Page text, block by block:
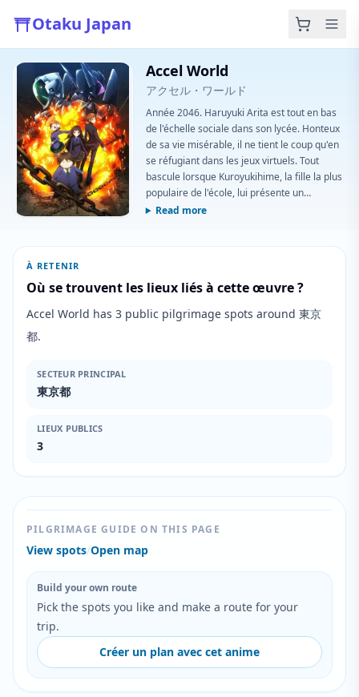
Otaku Japan
Accel World
アクセル・ワールド
Année 2046. Haruyuki Arita est tout en bas
de l'échelle sociale dans son lycée. Honteux
de sa vie misérable, il ne tient le coup qu'en
se réfugiant dans les jeux virtuels. Tout
bascule lorsque Kuroyukihime, la fille la plus
populaire de l'école, lui présente un
mystérieux programme appelé Brain Burst
Read more
À RETENIR
Où se trouvent les lieux liés à cette œuvre ?
Accel World has 3 public pilgrimage spots around 東京
都.
SECTEUR PRINCIPAL
東京都
LIEUX PUBLICS
3
PILGRIMAGE GUIDE ON THIS PAGE
View spots/Open map
Build your own route
Pick the spots you like and make a route for your
trip.
Créer un plan avec cet anime